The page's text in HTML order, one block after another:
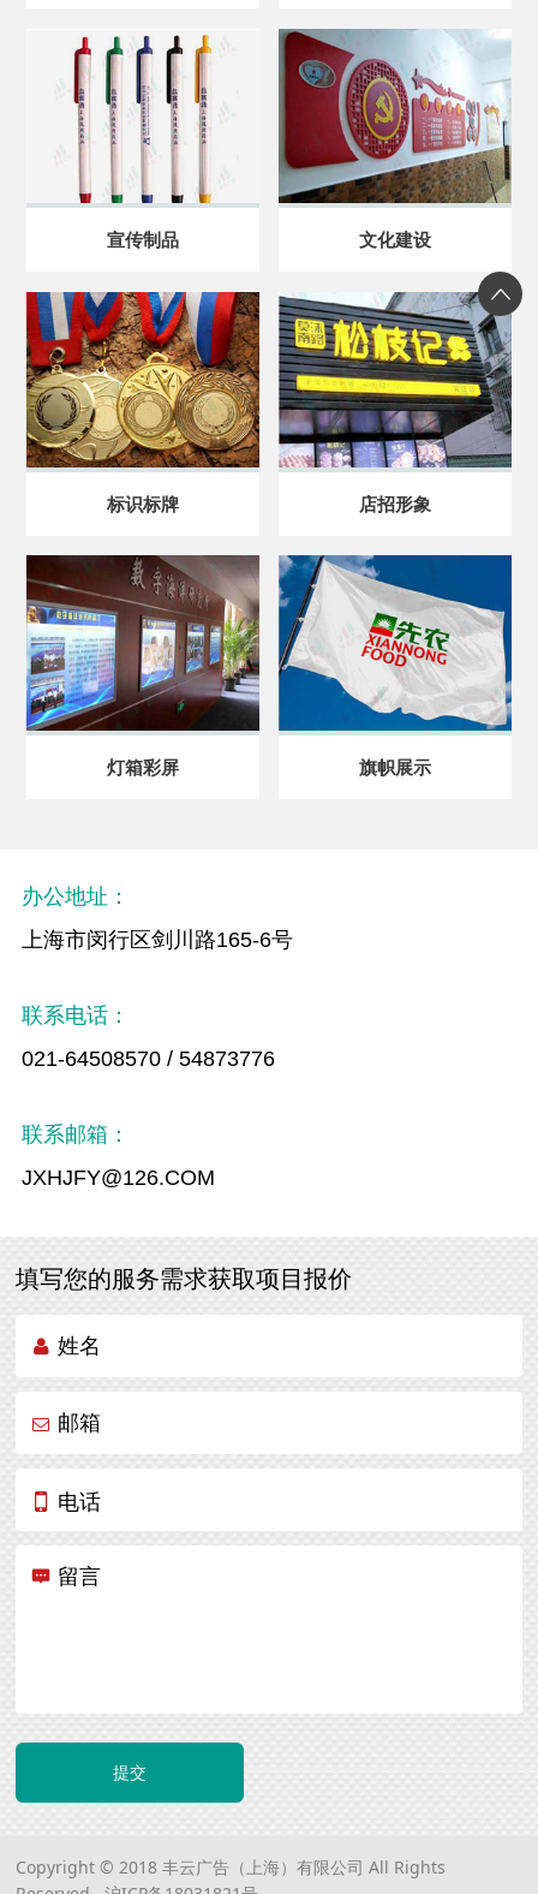
宣传制品 文化建设
标识标牌 店招形象
灯箱彩屏 旗帜展示
办公地址：
上海市闵行区剑川路165-6号
联系电话：
021-64508570 / 54873776
联系邮箱：
JXHJFY@126.COM
填写您的服务需求获取项目报价
姓名
邮箱
电话
留言
提交
Copyright © 2018 丰云广告（上海）有限公司 All Rights